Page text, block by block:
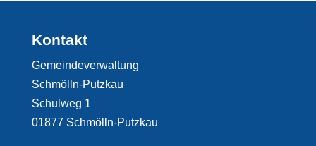
Kontakt
Gemeindeverwaltung
Schmölln-Putzkau
Schulweg 1
01877 Schmölln-Putzkau